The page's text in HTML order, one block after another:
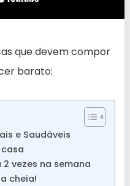
que devem compor
barato:
e Saudáveis
vezes na semana
cheia!